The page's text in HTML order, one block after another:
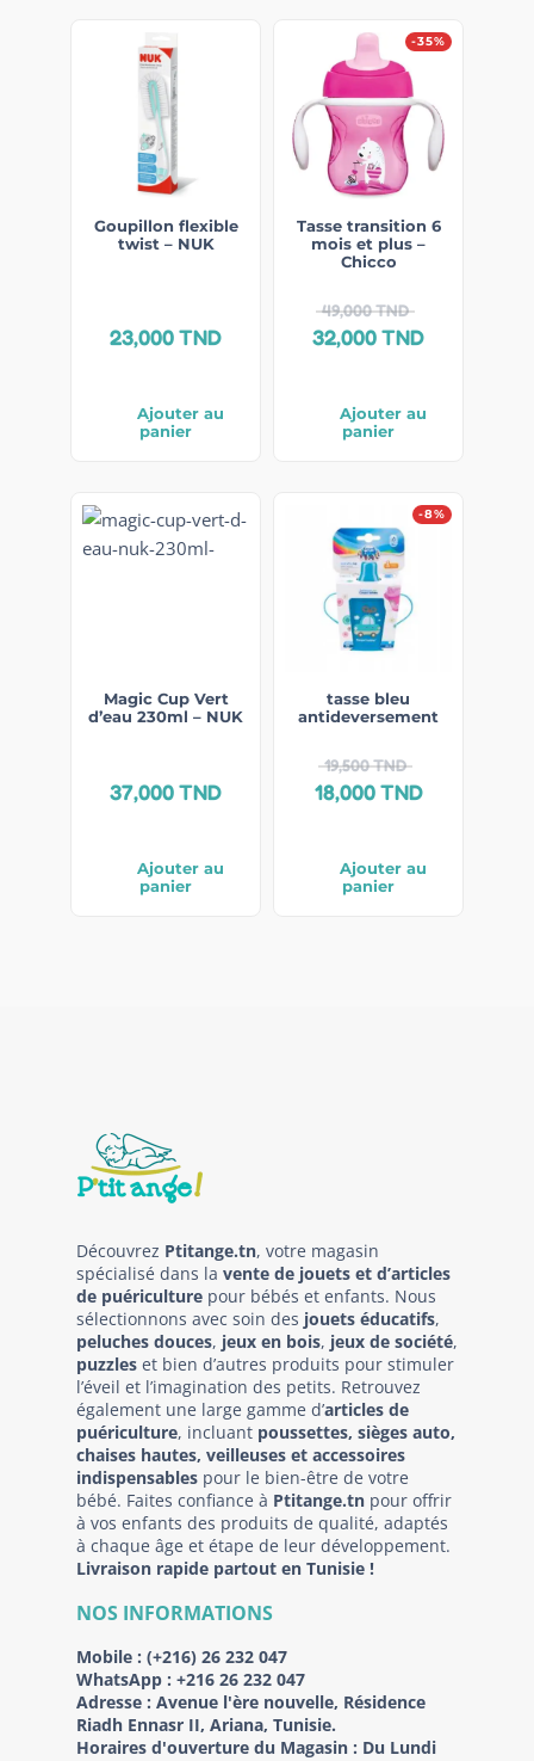
Goupillon flexible
twist – NUK
23,000TND
Ajouter au
panier
-35%
Tasse transition 6
mois et plus –
Chicco
49,000TND
32,000TND
Ajouter au
panier
Magic Cup Vert
d’eau 230ml – NUK
37,000TND
Ajouter au
panier
-8%
tasse bleu
antideversement
19,500TND
18,000TND
Ajouter au
panier
Découvrez Ptitange.tn, votre magasin
spécialisé dans la vente de jouets et d’articles
de puériculture pour bébés et enfants. Nous
sélectionnons avec soin des jouets éducatifs,
peluches douces, jeux en bois, jeux de société,
puzzles et bien d’autres produits pour stimuler
l’éveil et l’imagination des petits. Retrouvez
également une large gamme d’articles de
puériculture, incluant poussettes, sièges auto,
chaises hautes, veilleuses et accessoires
indispensables pour le bien-être de votre
bébé. Faites confiance à Ptitange.tn pour offrir
à vos enfants des produits de qualité, adaptés
à chaque âge et étape de leur développement.
Livraison rapide partout en Tunisie !
NOS INFORMATIONS
Mobile : (+216) 26 232 047
WhatsApp : +216 26 232 047
Adresse : Avenue l'ère nouvelle, Résidence
Riadh Ennasr II, Ariana, Tunisie.
Horaires d'ouverture du Magasin : Du Lundi